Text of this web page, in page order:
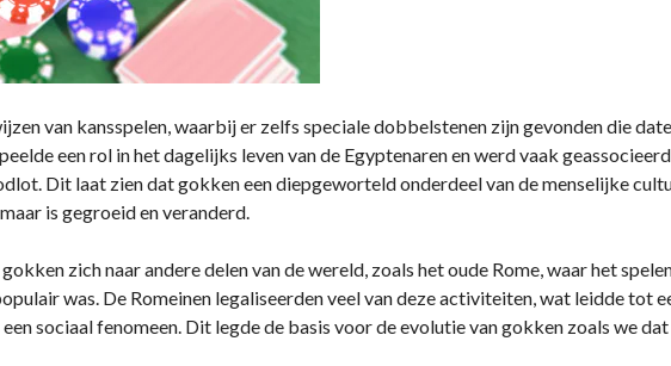
van kansspelen, waarbij er zelfs speciale dobbelstenen zijn gevonden die
een rol in het dagelijks leven van de Egyptenaren en werd vaak geassocieerd
Dit laat zien dat gokken een diepgeworteld onderdeel van de menselijke
is gegroeid en veranderd.
zich naar andere delen van de wereld, zoals het oude Rome, waar het
was. De Romeinen legaliseerden veel van deze activiteiten, wat leidde tot
sociaal fenomeen. Dit legde de basis voor de evolutie van gokken zoals we dat